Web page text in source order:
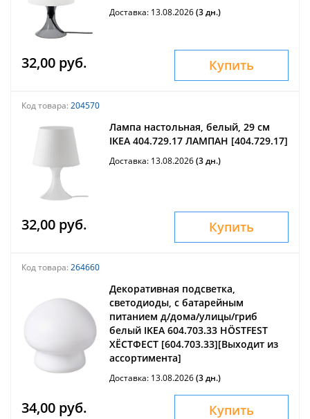
Доставка: 13.08.2026(3 дн.)
32,00 руб. Купить
Код товара: 204570
Лампа настольная, белый, 29 см
IKEA 404.729.17 ЛАМПАН [404.729.17]
Доставка: 13.08.2026(3 дн.)
32,00 руб. Купить
Код товара: 264660
Декоративная подсветка,
светодиоды, с батарейным
питанием д/дома/улицы/гриб
белый IKEA 604.703.33 HÖSTFEST
ХЁСТФЕСТ [604.703.33][Выходит из
ассортимента]
Доставка: 13.08.2026(3 дн.)
34,00 руб. Купить